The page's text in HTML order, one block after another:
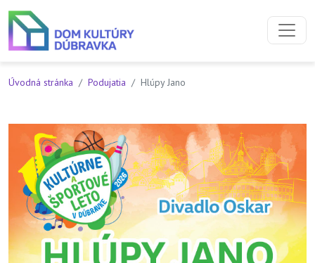
Preskočiť na obsah
Preskočiť na hlavné menu
Úvodná stránka Podujatia Hlúpy Jano